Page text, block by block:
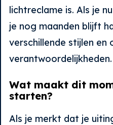
lichtreclame is. Als je
je nog maanden blijft
verschillende stijlen en
verantwoordelijkheden.
Wat maakt dit
starten?
Als je merkt dat je